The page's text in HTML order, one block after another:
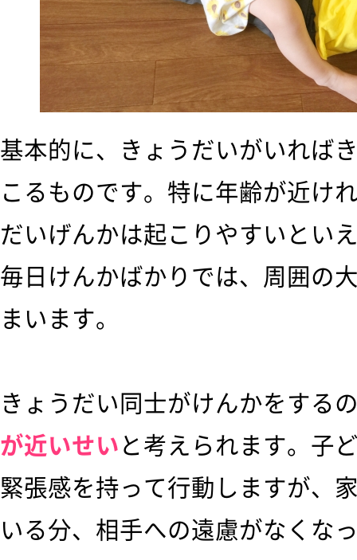
基本的に、きょうだいがいれば
こるものです。特に年齢が近け
だいげんかは起こりやすいとい
毎日けんかばかりでは、周囲の
まいます。
きょうだい同士がけんかをする
が近いせいと考えられます。子
緊張感を持って行動しますが、
いる分、相手への遠慮がなくな